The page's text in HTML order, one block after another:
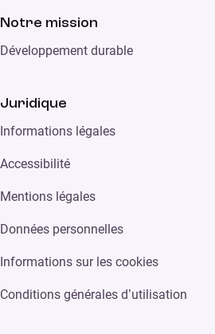
Notre mission
Développement durable
Juridique
Informations légales
Accessibilité
Mentions légales
Données personnelles
Informations sur les cookies
Conditions générales d’utilisation